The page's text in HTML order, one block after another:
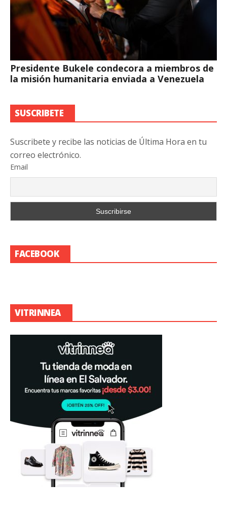
Presidente Bukele condecora a miembros de
la misión humanitaria enviada a Venezuela
SUSCRIBETE
Suscribete y recibe las noticias de Última Hora en tu
correo electrónico.
Email
FACEBOOK
VITRINNEA